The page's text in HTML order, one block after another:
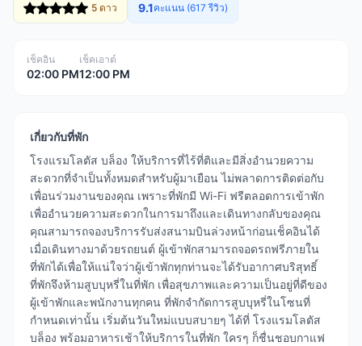
5 ดาว 9.1คะแนน (617 รีวิว)
เช็คอิน
02:00 PM
เช็คเอาต์
12:00 PM
เกี่ยวกับที่พัก
โรงแรมโลตัส บล็อง ให้บริการที่ไร้ที่ติและมีสิ่งอำนวยความ
สะดวกที่จำเป็นทั้งหมดสำหรับผู้มาเยือน ไม่พลาดการติดต่อกับ
เพื่อนร่วมงานของคุณ เพราะที่พักมี Wi-Fi ฟรีตลอดการเข้าพัก
เพื่ออำนวยความสะดวกในการมาถึงและเดินทางกลับของคุณ
คุณสามารถจองบริการรับส่งสนามบินล่วงหน้าก่อนเช็คอินได้
เมื่อเดินทางมาด้วยรถยนต์ ผู้เข้าพักสามารถจอดรถฟรีภายใน
ที่พักได้เพื่อให้แน่ใจว่าผู้เข้าพักทุกท่านจะได้รับอากาศบริสุทธิ์
ที่พักจึงห้ามสูบบุหรี่ในที่พัก เพื่อสุขภาพและความเป็นอยู่ที่ดีของ
ผู้เข้าพักและพนักงานทุกคน ที่พักจำกัดการสูบบุหรี่ในโซนที่
กำหนดเท่านั้น เริ่มต้นวันใหม่แบบสบายๆ ได้ที่ โรงแรมโลตัส
บล็อง พร้อมอาหารเช้าให้บริการในที่พัก ใครๆ ก็ชื่นชอบกาแฟ